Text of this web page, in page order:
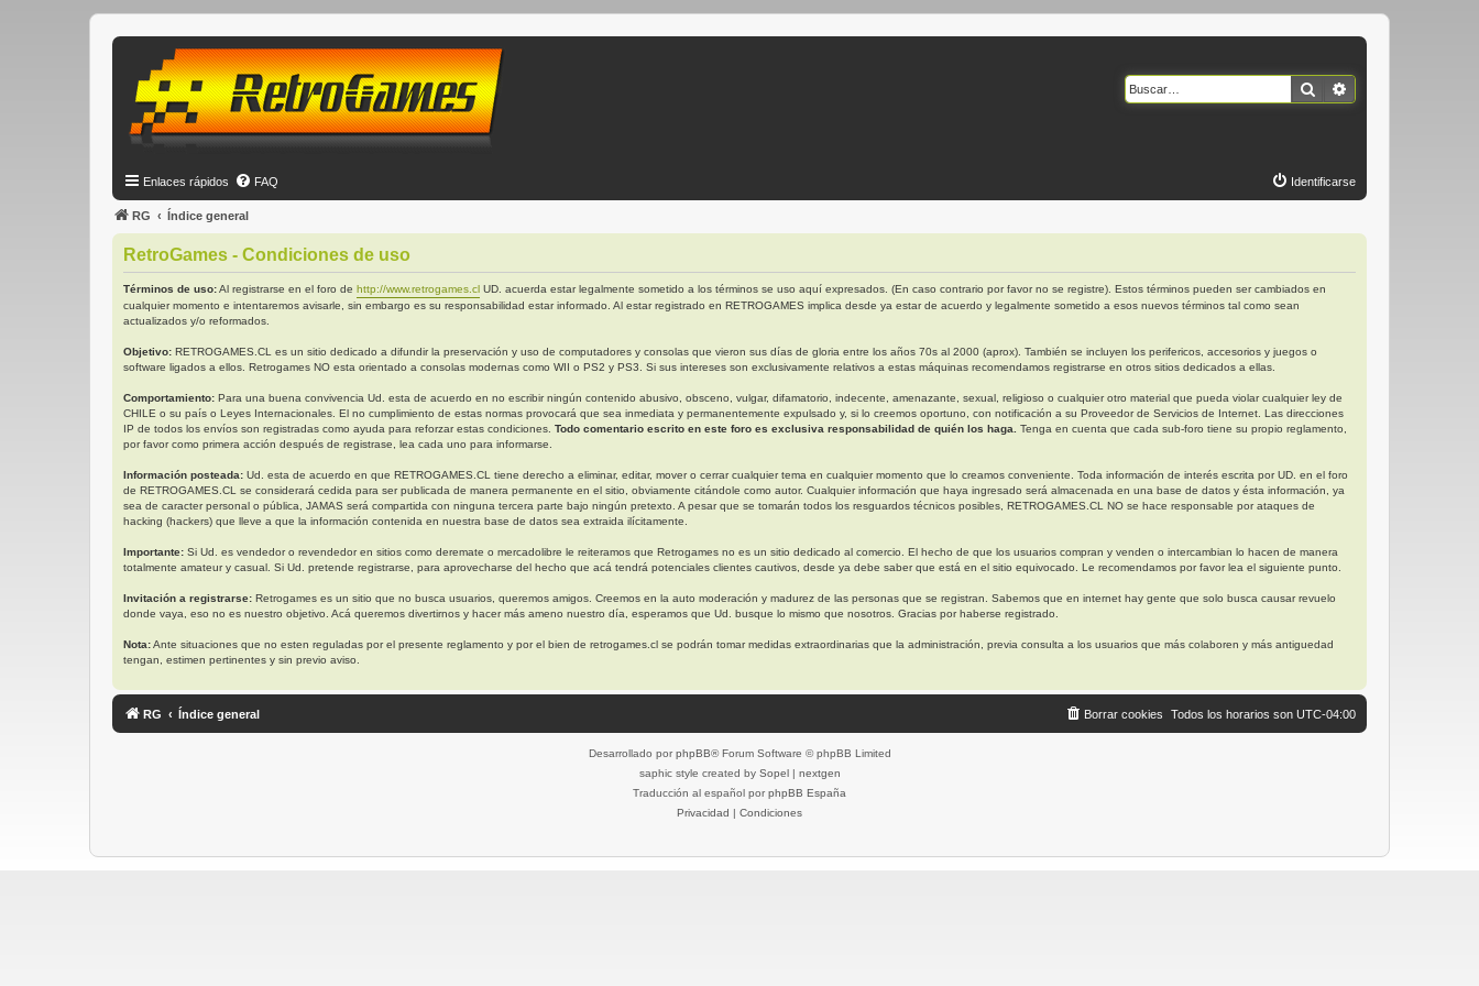
Buscar
Enlaces rápidos FAQ Identificarse
RG Índice general
RetroGames - Condiciones de uso
Términos de uso:Al registrarse en el foro de http://www.retrogames.cl UD. acuerda estar legalmente sometido a los términos se uso aquí expresados. (En caso contrario por favor no se registre). Estos términos pueden ser cambiados en
cualquier momento e intentaremos avisarle, sin embargo es su responsabilidad estar informado. Al estar registrado en RETROGAMES implica desde ya estar de acuerdo y legalmente sometido a esos nuevos términos tal como sean
actualizados y/o reformados.
Objetivo: RETROGAMES.CL es un sitio dedicado a difundir la preservación y uso de computadores y consolas que vieron sus días de gloria entre los años 70s al 2000 (aprox). También se incluyen los perifericos, accesorios y juegos o
software ligados a ellos. Retrogames NO esta orientado a consolas modernas como WII o PS2 y PS3. Si sus intereses son exclusivamente relativos a estas máquinas recomendamos registrarse en otros sitios dedicados a ellas.
Comportamiento: Para una buena convivencia Ud. esta de acuerdo en no escribir ningún contenido abusivo, obsceno, vulgar, difamatorio, indecente, amenazante, sexual, religioso o cualquier otro material que pueda violar cualquier ley de
CHILE o su país o Leyes Internacionales. El no cumplimiento de estas normas provocará que sea inmediata y permanentemente expulsado y, si lo creemos oportuno, con notificación a su Proveedor de Servicios de Internet. Las direcciones
IP de todos los envíos son registradas como ayuda para reforzar estas condiciones. Todo comentario escrito en este foro es exclusiva responsabilidad de quién los haga.
Tenga en cuenta que cada sub-foro tiene su propio reglamento,
por favor como primera acción después de registrase, lea cada uno para informarse.
Información posteada: Ud. esta de acuerdo en que RETROGAMES.CL tiene derecho a eliminar, editar, mover o cerrar cualquier tema en cualquier momento que lo creamos conveniente. Toda información de interés escrita por UD. en el foro
de RETROGAMES.CL se considerará cedida para ser publicada de manera permanente en el sitio, obviamente citándole como autor. Cualquier información que haya ingresado será almacenada en una base de datos y ésta información, ya
sea de caracter personal o pública, JAMAS será compartida con ninguna tercera parte bajo ningún pretexto. A pesar que se tomarán todos los resguardos técnicos posibles, RETROGAMES.CL NO se hace responsable por ataques de
hacking (hackers) que lleve a que la información contenida en nuestra base de datos sea extraida ilícitamente.
Importante: Si Ud. es vendedor o revendedor en sitios como deremate o mercadolibre le reiteramos que Retrogames no es un sitio dedicado al comercio. El hecho de que los usuarios compran y venden o intercambian lo hacen de manera
totalmente amateur y casual. Si Ud. pretende registrarse, para aprovecharse del hecho que acá tendrá potenciales clientes cautivos, desde ya debe saber que está en el sitio equivocado. Le recomendamos por favor lea el siguiente punto.
Invitación a registrarse: Retrogames es un sitio que no busca usuarios, queremos amigos. Creemos en la auto moderación y madurez de las personas que se registran. Sabemos que en internet hay gente que solo busca causar revuelo
donde vaya, eso no es nuestro objetivo. Acá queremos divertirnos y hacer más ameno nuestro día, esperamos que Ud. busque lo mismo que nosotros. Gracias por haberse registrado.
Nota:Ante situaciones que no esten reguladas por el presente reglamento y por el bien de retrogames.cl se podrán tomar medidas extraordinarias que la administración, previa consulta a los usuarios que más colaboren y más antiguedad
tengan, estimen pertinentes y sin previo aviso.
RG Índice general Todos los horarios son UTC-04:00
Borrar cookies
Desarrollado por phpBB® Forum Software © phpBB Limited
saphic style created by Sopel| nextgen
Traducción al español por phpBB España
Privacidad | Condiciones